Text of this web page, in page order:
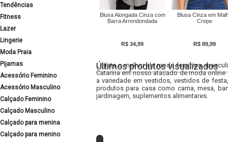
Tendências
Fitness
Lazer
Lingerie
Moda Praia
Pijamas
Acessório Feminino
Acessório Masculino
Calçado Feminino
Calçado Masculino
Calçado para menina
Calçado para menino
Blusa Alongada Cinza com
Barra Arrendondada
R$ 34,99
Blusa Cinza em
Crepe
R$ 89,99
Últimos produtos visualizados
Lojista o melhor da moda feminina,
Catarina em nosso atacado de moda
a variedade em vestidos, vestidos de
produtos para casa como cama, mesa,
jardinagem, suplementos alimentares.